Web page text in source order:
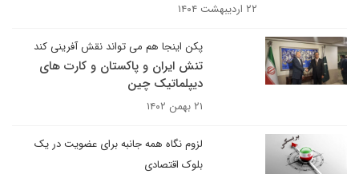
۲۲ اردیبهشت ۱۴۰۴
پکن اینجا هم می تواند نقش آفرینی کند
تنش ایران و پاکستان و کارت های
دیپلماتیک چین
۲۱ بهمن ۱۴۰۲
لزوم نگاه همه جانبه برای عضویت در یک
بلوک اقتصادی